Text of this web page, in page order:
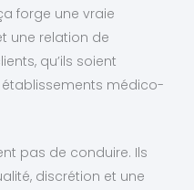
forge une vraie
une relation de
qu’ils soient
médico-
pas de conduire. Ils
discrétion et une